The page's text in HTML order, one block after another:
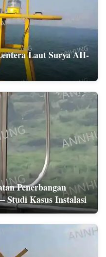
Laut Surya AH-
Penerbangan
Studi Kasus Instalasi